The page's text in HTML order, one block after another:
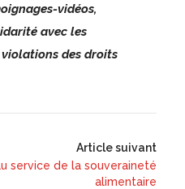
vidéos,
avec les
des droits
Article suivant
service de la souveraineté
alimentaire